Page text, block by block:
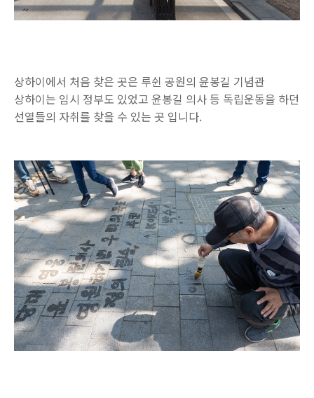
상하이에서 처음 찾은 곳은 루쉰 공원의 윤봉길 기념관
상하이는 임시 정부도 있었고 윤봉길 의사 등 독립운동을 하던
선열들의 자취를 찾을 수 있는 곳 입니다.